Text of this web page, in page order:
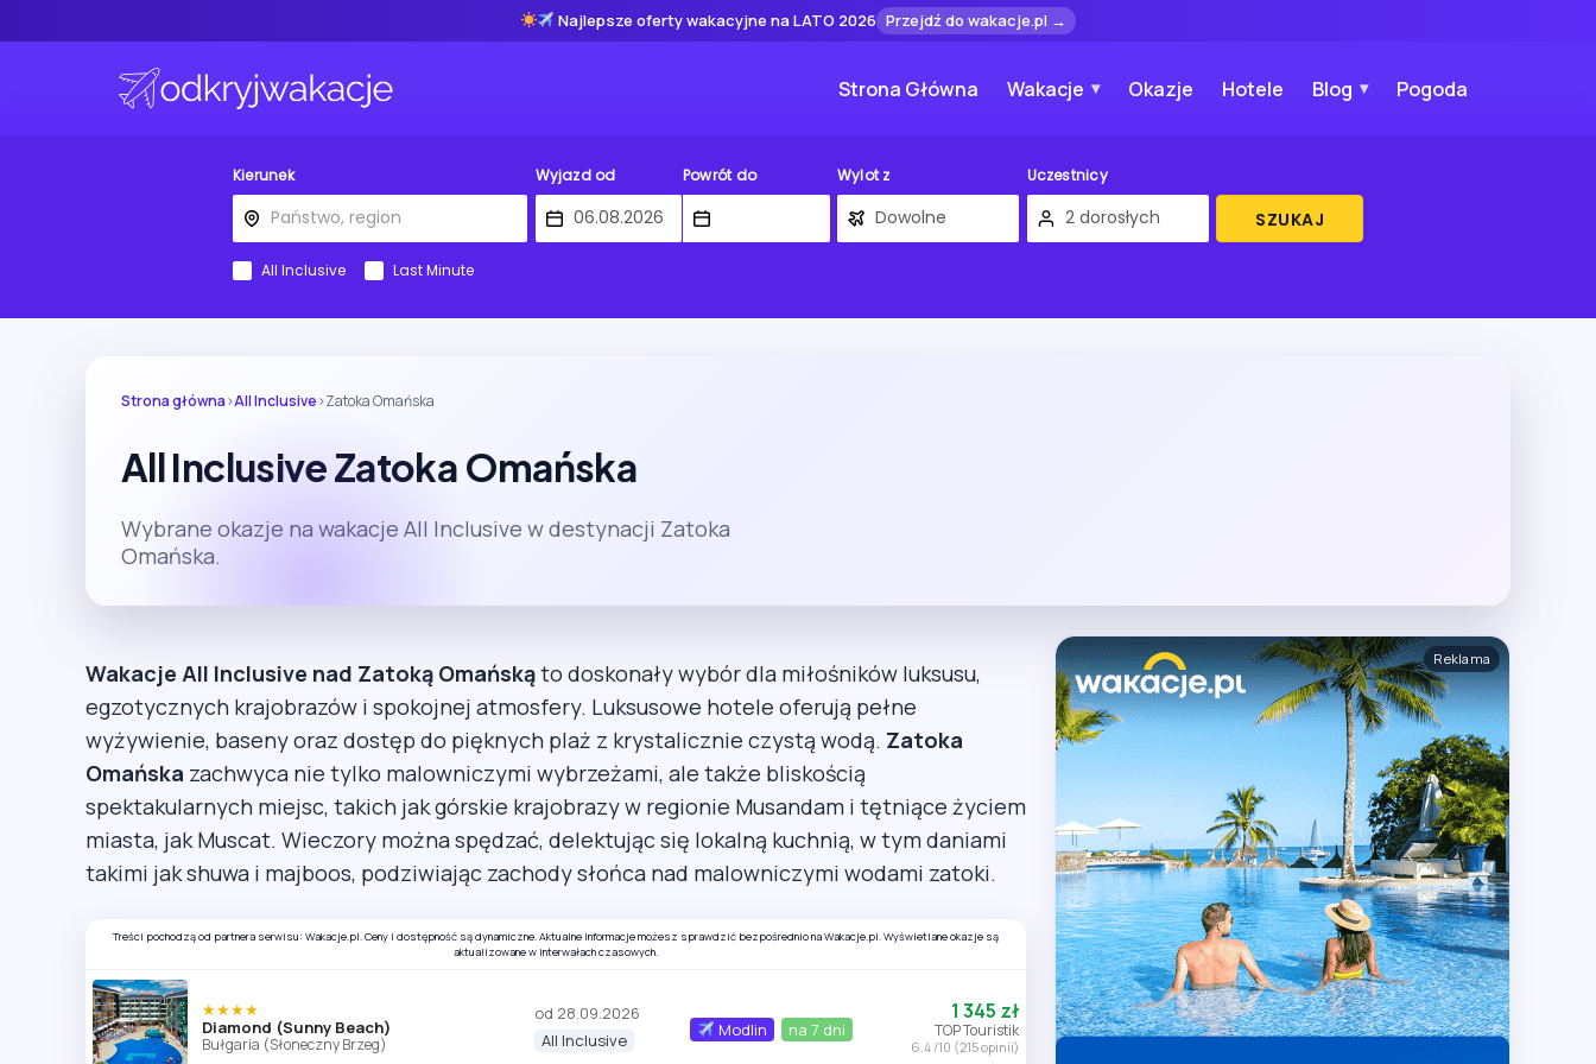
Najlepsze oferty wakacyjne na LATO 2026 Przejdź do wakacje.pl →
Strona Główna Wakacje Okazje Hotele Blog Pogoda
Kierunek Wyjazd od Powrót do Wylot z Uczestnicy
SZUKAJ
All Inclusive Last Minute
Strona główna›All Inclusive›Zatoka Omańska
All Inclusive Zatoka Omańska
Wybrane okazje na wakacje All Inclusive w destynacji Zatoka
Omańska.
Wakacje All Inclusive nad Zatoką Omańskąto doskonały wybór dla miłośników luksusu,
egzotycznych krajobrazów i spokojnej atmosfery. Luksusowe hotele oferują pełne
wyżywienie, baseny oraz dostęp do pięknych plaż z krystalicznie czystą wodą. Zatoka
Omańska zachwyca nie tylko malowniczymi wybrzeżami, ale także bliskością
spektakularnych miejsc, takich jak górskie krajobrazy w regionie Musandam i tętniące życiem
miasta, jak Muscat. Wieczory można spędzać, delektując się lokalną kuchnią, w tym daniami
takimi jak shuwa i majboos, podziwiając zachody słońca nad malowniczymi wodami zatoki.
Treści pochodzą od partnera serwisu: Wakacje.pl. Ceny i dostępność są dynamiczne. Aktualne informacje możesz sprawdzić bezpośrednio na Wakacje.pl. Wyświetlane okazje są
aktualizowane w interwałach czasowych.
★★★★
Diamond (Sunny Beach)
Bułgaria (Słoneczny Brzeg)
od 28.09.2026
All Inclusive
Modlin na 7 dni
1 345 zł
TOP Touristik
6.4 /10 (215 opinii)
Reklama